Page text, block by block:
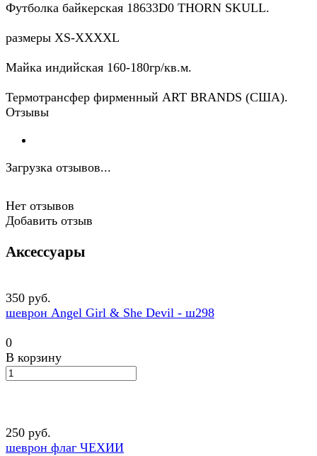
Футболка байкерская 18633D0 THORN SKULL.
размеры XS-XXXXL
Майка индийская 160-180гр/кв.м.
Термотрансфер фирменный ART BRANDS (США).
Отзывы
Загрузка отзывов...
Нет отзывов
Добавить отзыв
Аксессуары
350 руб.
шеврон Angel Girl & She Devil - ш298
0
В корзину
250 руб.
шеврон флаг ЧЕХИИ